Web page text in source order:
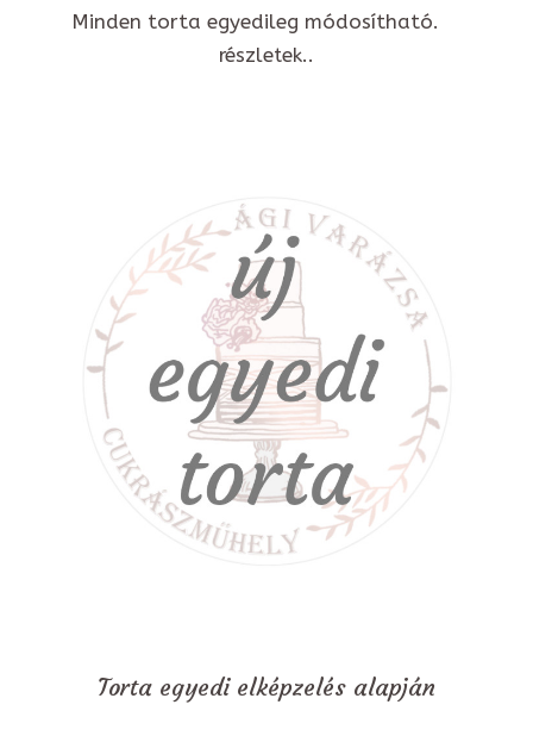
Minden torta egyedileg módosítható.
részletek..
Torta egyedi elképzelés alapján